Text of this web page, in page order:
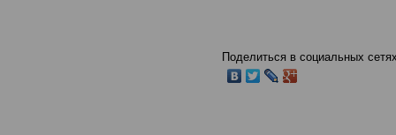
Поделиться в социальных